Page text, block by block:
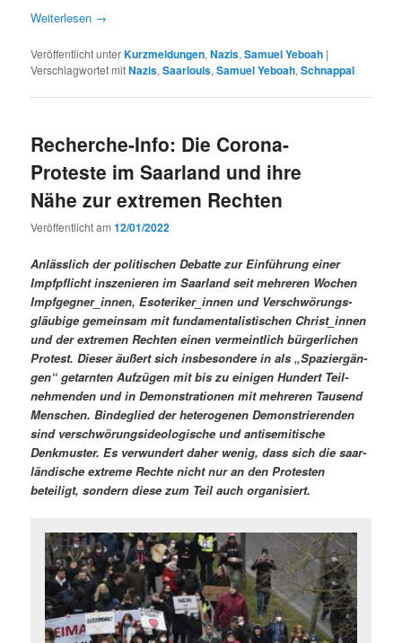
Weit­er­lesen →
Veröffentlicht unterKurzmeldungen,Nazis,Samuel Yeboah |
Verschlagwortet mitNazis,Saarlouis,Samuel Yeboah,Schnappal
Recherche-Info: Die Corona-
Proteste im Saarland und ihre
Nähe zur extremen Rechten
Veröffentlicht am12/01/2022
Anlässlich der poli­tis­chen Debat­te zur Ein­führung ein­er
Impf­pflicht insze­nieren im Saar­land seit mehreren Wochen
Impfgegner_innen, Esoteriker_innen und Ver­schwörungs­
gläu­bige gemein­sam mit fun­da­men­tal­is­tis­chen Christ_innen
und der extremen Recht­en einen ver­meintlich bürg­er­lichen
Protest. Dieser äußert sich ins­beson­dere in als „Spaziergän­
gen“ getarn­ten Aufzü­gen mit bis zu eini­gen Hun­dert Teil­
nehmenden und in Demon­stra­tio­nen mit mehreren Tausend
Men­schen. Bindeglied der het­ero­ge­nen Demon­stri­eren­den
sind ver­schwörungside­ol­o­gis­che und anti­semi­tis­che
Denkmuster. Es ver­wun­dert daher wenig, dass sich die saar­
ländis­che extreme Rechte nicht nur an den Protesten
beteiligt, son­dern diese zum Teil auch organisiert.